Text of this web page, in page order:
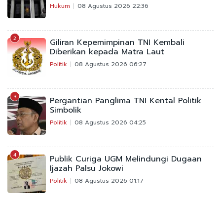
Hukum 08 Agustus 2026 22:36
2 Giliran Kepemimpinan TNI Kembali
Diberikan kepada Matra Laut
Politik 08 Agustus 2026 06:27
3 Pergantian Panglima TNI Kental Politik
Simbolik
Politik 08 Agustus 2026 04:25
4 Publik Curiga UGM Melindungi Dugaan
Ijazah Palsu Jokowi
Politik 08 Agustus 2026 01:17